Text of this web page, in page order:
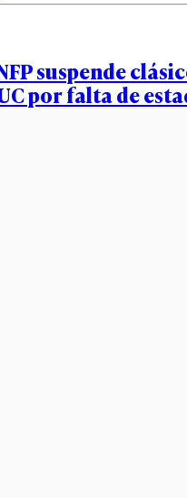
suspende
por falta de